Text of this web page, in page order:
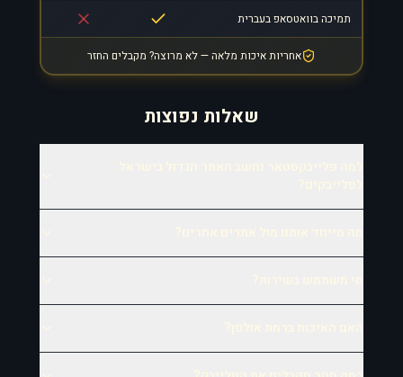
תמיכה בוואטסאפ בעברית
אחריות איכות מלאה — לא מרוצה? מקבלים החזר
שאלות נפוצות